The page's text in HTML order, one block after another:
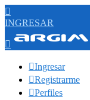

INGRESAR

Ingresar
Registrarme
Perfiles